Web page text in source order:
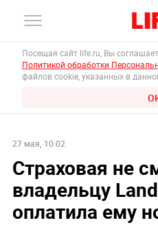
Посещая сайт life.ru, Вы
Политикой обработки
файлов cookie, указанных в
27 мая, 10:02
Страховая не
владельцу
оплатила ему